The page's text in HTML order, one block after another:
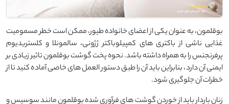
بوقلمون، به عنوان یکی از اعضای خانواده طیور، ممکن است خطر مسمومیت
غذایی ناشی از باکتری ‌های کمپیلوباکتر ژژونی، سالمونلا و کلستریدیوم
پرفرنجنس را به همراه داشته باشد. نحوه پخت گوشت بوقلمون تاثیر زیادی بر
ایمنی آن دارد، بنابراین باید آن را طبق دستور العمل ‌های خاصی آماده کنید تا از
خطرات آن جلوگیری شود.
زنان باردار باید از خوردن گوشت های فرآوری ‌شده بوقلمون مانند سوسیس و